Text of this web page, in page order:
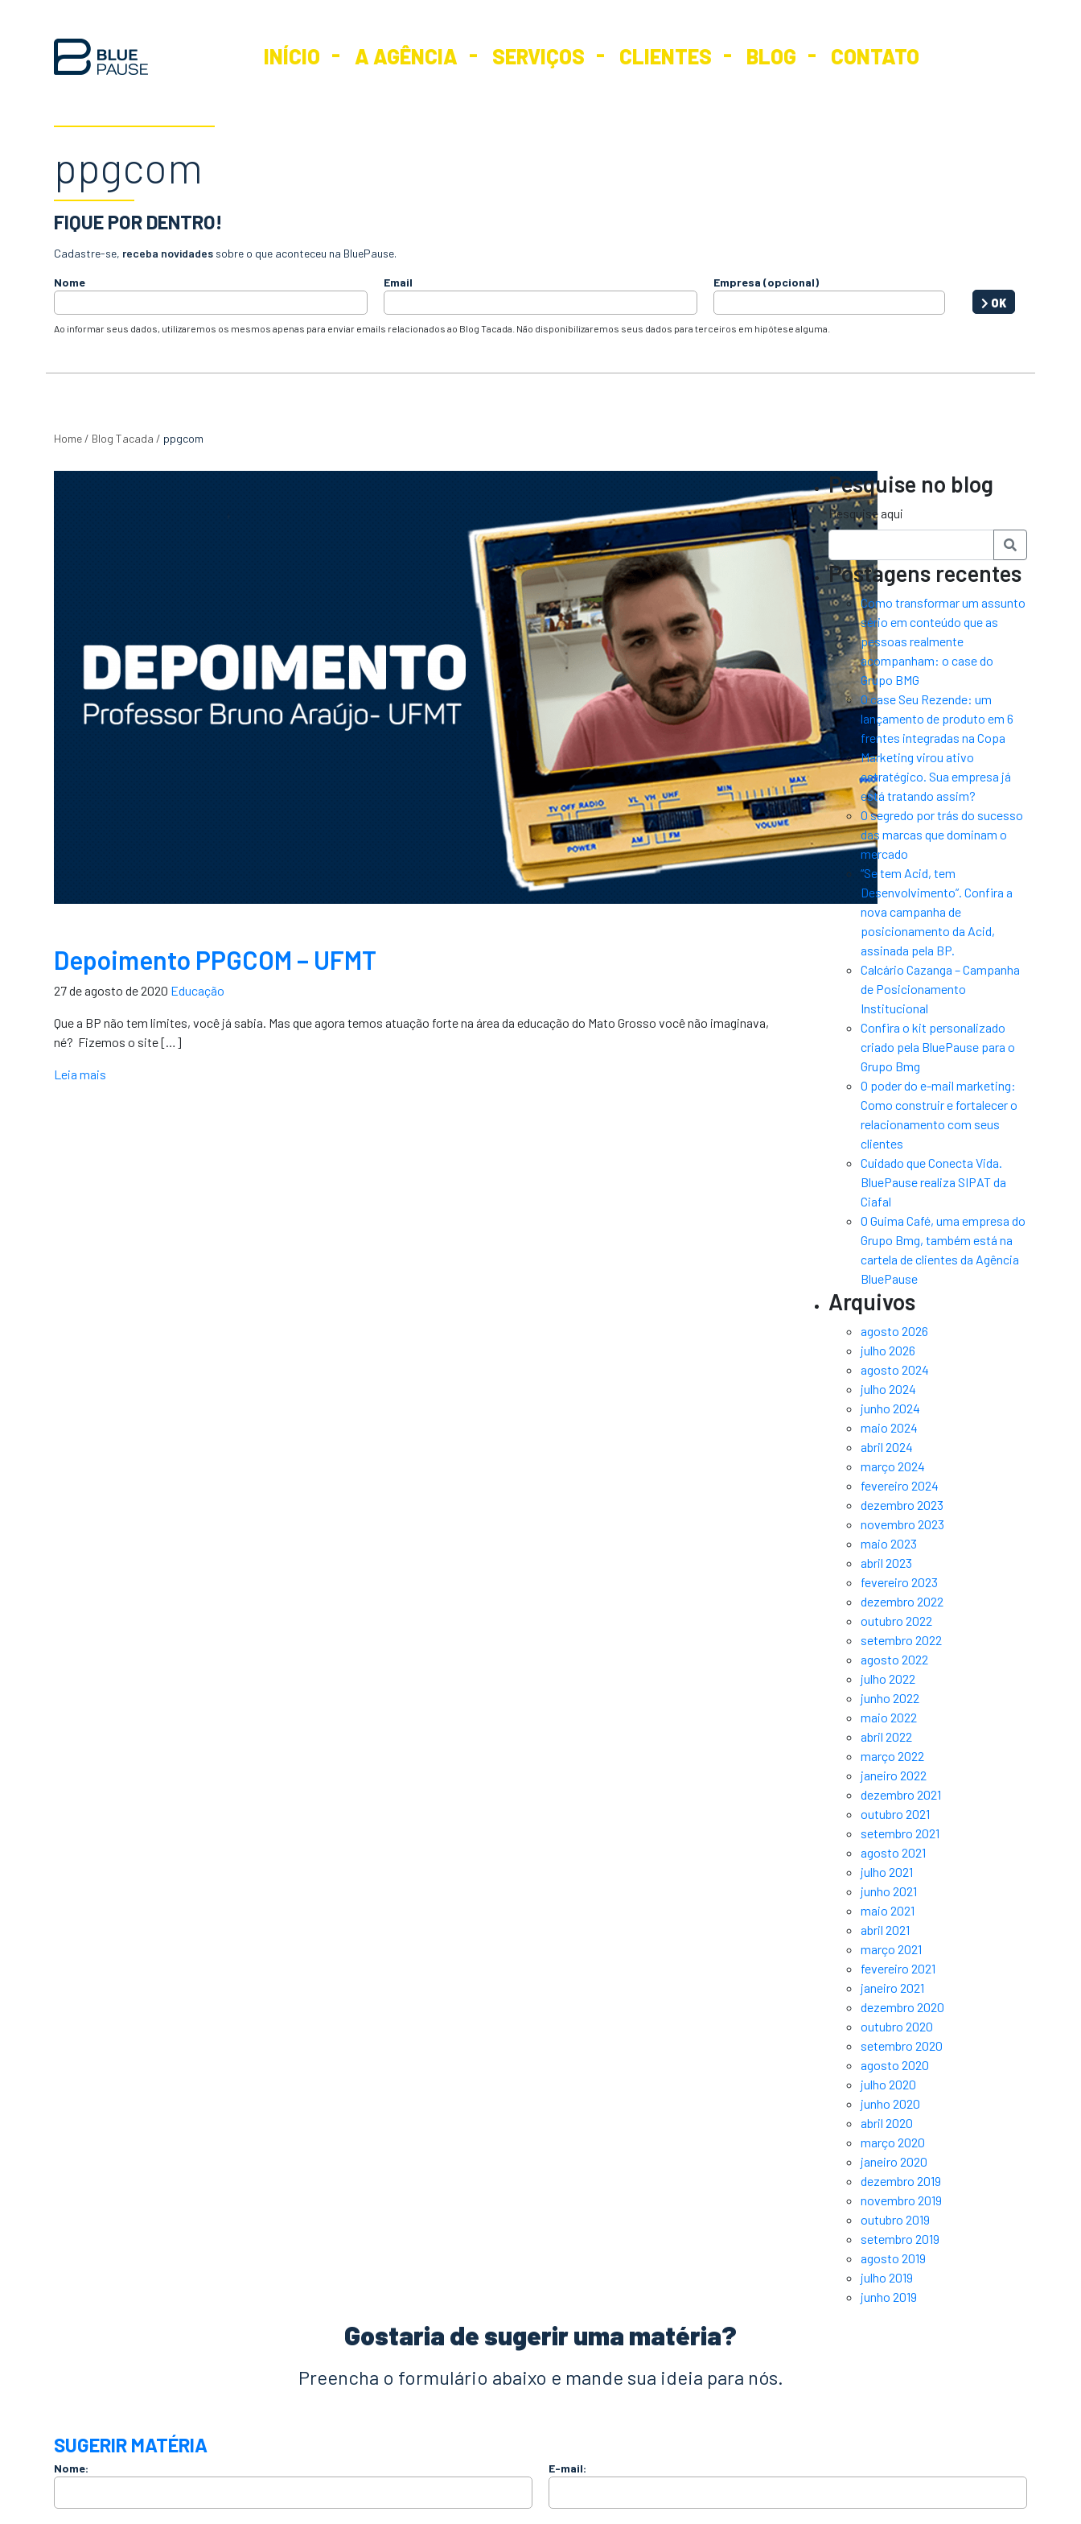
INÍCIO A AGÊNCIA SERVIÇOS CLIENTES BLOG CONTATO
ppgcom
FIQUE POR DENTRO!
Cadastre-se, receba novidades sobre o que aconteceu na BluePause.
Nome Email Empresa (opcional)
Ao informar seus dados, utilizaremos os mesmos apenas para enviar emails relacionados ao Blog Tacada. Não disponibilizaremos seus dados para terceiros em hipótese alguma.
OK
Home / Blog Tacada / ppgcom
Depoimento PPGCOM – UFMT
27 de agosto de 2020 Educação
Que a BP não tem limites, você já sabia. Mas que agora temos atuação forte na área da educação do Mato Grosso você não imaginava,
né?⁣⁣⁣ ⁣⁣⁣ Fizemos o site […]
Leia mais
Pesquise no blog
Pesquise aqui
Postagens recentes
Como transformar um assunto
sério em conteúdo que as
pessoas realmente
acompanham: o case do
Grupo BMG
O case Seu Rezende: um
lançamento de produto em 6
frentes integradas na Copa
Marketing virou ativo
estratégico. Sua empresa já
está tratando assim?
O segredo por trás do sucesso
das marcas que dominam o
mercado
“Se tem Acid, tem
Desenvolvimento”. Confira a
nova campanha de
posicionamento da Acid,
assinada pela BP.
Calcário Cazanga – Campanha
de Posicionamento
Institucional
Confira o kit personalizado
criado pela BluePause para o
Grupo Bmg
O poder do e-mail marketing:
Como construir e fortalecer o
relacionamento com seus
clientes
Cuidado que Conecta Vida.
BluePause realiza SIPAT da
Ciafal
O Guima Café, uma empresa do
Grupo Bmg, também está na
cartela de clientes da Agência
BluePause
Arquivos
agosto 2026
julho 2026
agosto 2024
julho 2024
junho 2024
maio 2024
abril 2024
março 2024
fevereiro 2024
dezembro 2023
novembro 2023
maio 2023
abril 2023
fevereiro 2023
dezembro 2022
outubro 2022
setembro 2022
agosto 2022
julho 2022
junho 2022
maio 2022
abril 2022
março 2022
janeiro 2022
dezembro 2021
outubro 2021
setembro 2021
agosto 2021
julho 2021
junho 2021
maio 2021
abril 2021
março 2021
fevereiro 2021
janeiro 2021
dezembro 2020
outubro 2020
setembro 2020
agosto 2020
julho 2020
junho 2020
abril 2020
março 2020
janeiro 2020
dezembro 2019
novembro 2019
outubro 2019
setembro 2019
agosto 2019
julho 2019
junho 2019
Gostaria de sugerir uma matéria?
Preencha o formulário abaixo e mande sua ideia para nós.
SUGERIR MATÉRIA
Nome: E-mail: